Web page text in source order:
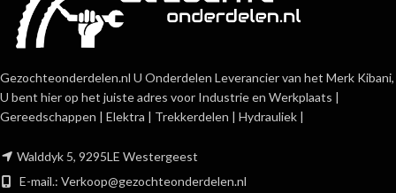
Gezochteonderdelen.nl U Onderdelen Leverancier van het Merk Kibani,
U bent hier op het juiste adres voor Industrie en Werkplaats |
Gereedschappen | Elektra | Trekkerdelen | Hydrauliek |
Walddyk 5, 9295LE Westergeest
E-mail.: Verkoop@gezochteonderdelen.nl